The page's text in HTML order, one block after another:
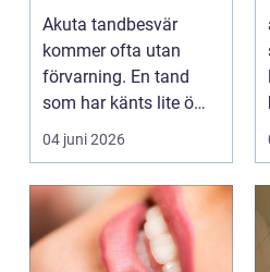
tanden krisar
Akuta tandbesvär
kommer ofta utan
förvarning. En tand
som har känts lite öm
kan plötsligt göra så
on...
04 juni 2026